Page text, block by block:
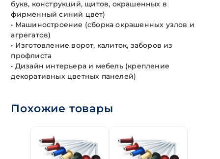
букв, конструкций, щитов, окрашенных в
фирменный синий цвет)
• Машиностроение (сборка окрашенных узлов и
агрегатов)
• Изготовление ворот, калиток, заборов из
профлиста
• Дизайн интерьера и мебель (крепление
декоративных цветных панелей)
Похожие товары